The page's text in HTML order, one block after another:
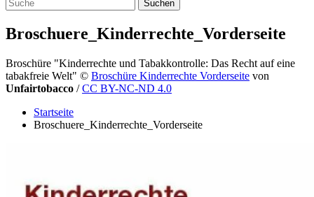
Broschuere_Kinderrechte_Vorderseite
Broschüre "Kinderrechte und Tabakkontrolle: Das Recht auf eine
tabakfreie Welt" © Broschüre Kinderrechte Vorderseite von
Unfairtobacco /CC BY-NC-ND 4.0
Startseite
Broschuere_Kinderrechte_Vorderseite